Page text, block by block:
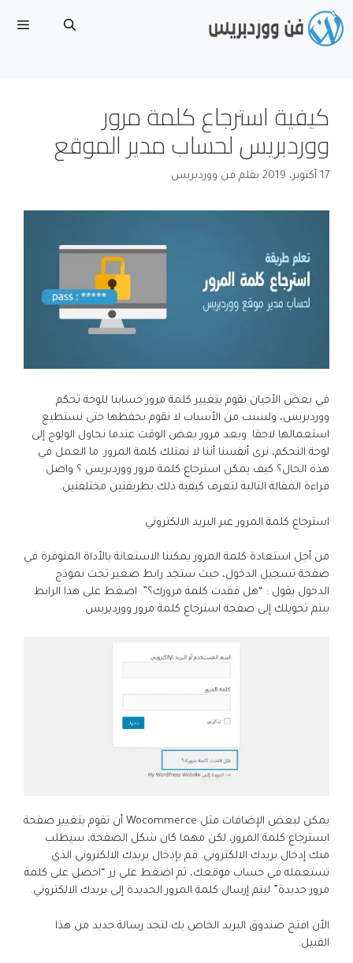
انتقل
إلى
المحتوى
كيفية استرجاع كلمة مرور
ووردبريس لحساب مدير الموقع
17 أكتوبر، 2019 بقلم فن ووردبريس
في بعض الأحيان نقوم بتغيير كلمة مرور حسابنا للوحة تحكم
ووردبريس، ولسبب من الأسباب لا نقوم بحفظها حتى نستطيع
استعمالها لاحقا. وبعد مرور بعض الوقت عندما نحاول الولوج إلى
لوحة التحكم، نرى أنفسنا أننا لا نمتلك كلمة المرور. ما العمل في
هذه الحال؟ كيف يمكن استرجاع كلمة مرور ووردبريس ؟ واصل
قراءة المقالة التالية لتعرف كيفية ذلك بطريقتين مختلفتين.
استرجاع كلمة المرور عبر البريد الالكتروني
من أجل استعادة كلمة المرور يمكننا الاستعانة بالأداة المتوفرة في
صفحة تسجيل الدخول، حيث ستجد رابط صغير تحت نموذج
الدخول يقول : “هل فقدت كلمة مرورك؟”. اضغط على هذا الرابط
بيتم تحويلك إلى صفحة استرجاع كلمة مرور ووردبريس.
يمكن لبعض الإضافات مثل Wocommerce أن تقوم بتغيير صفحة
ايسترجاع كلمة المرور، لكن مهما كان شكل الصفحة، سيطلب
منك إدخال بريدك الالكتروني. قم بإدخال بريدك الالكتروني الذي
تستعمله في حساب موقعك، ثم اضغط على زر “احصل على كلمة
مرور جديدة” ليتم إرسال كلمة المرور الجديدة إلى بريدك الالكتروني.
الأن افتح صندوق البريد الخاص بك لتجد رسالة جديد من هذا
القبيل: